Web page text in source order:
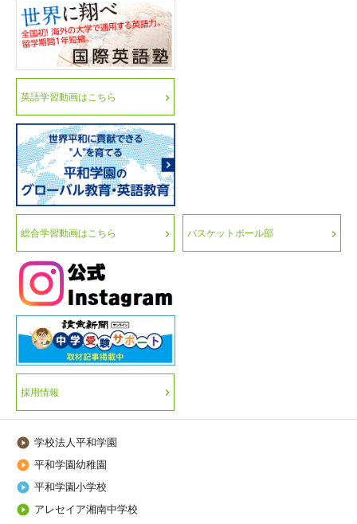
英語学習動画はこちら
総合学習動画はこちら バスケットボール部
採用情報
 学校法人平和学園
 平和学園幼稚園
 平和学園小学校
 アレセイア湘南中学校